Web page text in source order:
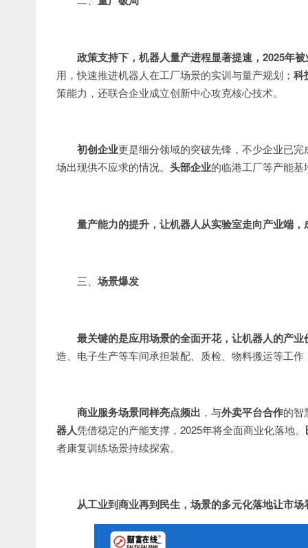
政策支持下，机器人量产进程显著提速，2025年
用，快速推进机器人在工厂场景的实训与量产规划； 科
策能力，还联合企业成立创新中心攻克核心技术。
初创企业更是细分领域的突破先锋，不少企业已
场出现供不应求的情况。 头部企业的临港工厂等产能
量产能力的提升，让机器人从实验室走向产业端
三、场景爆发
最关键的是应用场景的全面开花，让机器人的产
造、电子生产等车间承担装配、质检、物料搬运等工
商业服务场景同样亮点频出 ，与外卖平台合作的智
器人凭借稳定的产能支撑，2025年将全面商业化落地。
者康复训练场景持续探索。
从工业到商业再到民生，场景的多元化落地让市